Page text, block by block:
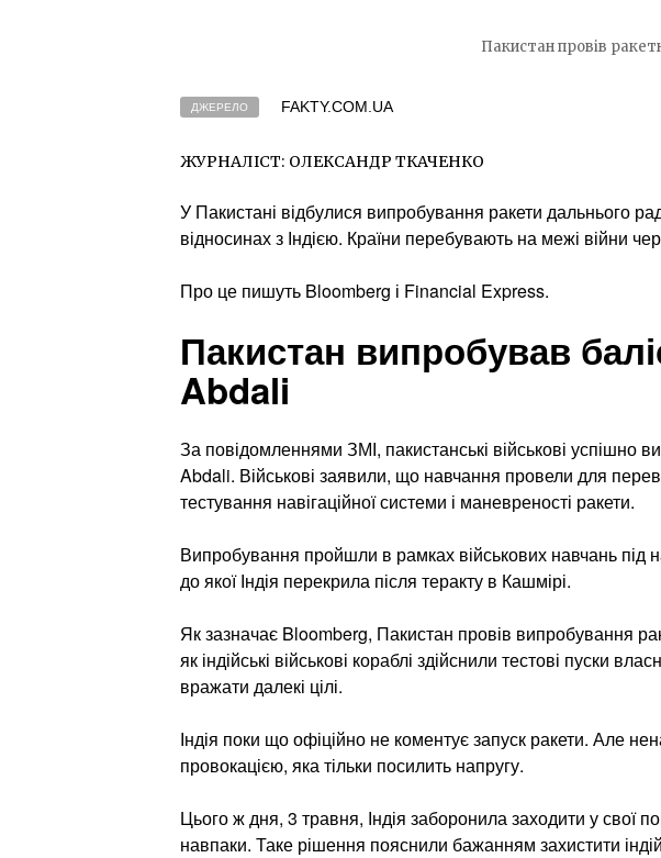
Пакистан провів
ДЖЕРЕЛО FAKTY.COM.UA
ЖУРНАЛІСТ: ОЛЕКСАНДР ТКАЧЕНКО
У Пакистані відбулися випробування ракети дальнього
відносинах з Індією. Країни перебувають на межі війни
Про це пишуть Bloomberg і Financial Express.
Пакистан випробував
Abdali
За повідомленнями ЗМІ, пакистанські військові успішно
Abdali. Військові заявили, що навчання провели для
тестування навігаційної системи і маневреності ракети.
Випробування пройшли в рамках військових навчань під
до якої Індія перекрила після теракту в Кашмірі.
Як зазначає Bloomberg, Пакистан провів випробування
як індійські військові кораблі здійснили тестові пуски
вражати далекі цілі.
Індія поки що офіційно не коментує запуск ракети. Але
провокацією, яка тільки посилить напругу.
Цього ж дня, 3 травня, Індія заборонила заходити у свої
навпаки. Таке рішення пояснили бажанням захистити